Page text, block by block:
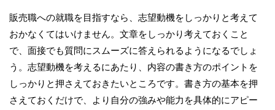
販売職への就職を目指すなら、志望動機をしっかりと考えて
おかなくてはいけません。文章をしっかり考えておくこと
で、面接でも質問にスムーズに答えられるようになるでしょ
う。志望動機を考えるにあたり、内容の書き方のポイントを
しっかりと押さえておきたいところです。書き方の基本を押
さえておくだけで、より自分の強みや能力を具体的にアピー